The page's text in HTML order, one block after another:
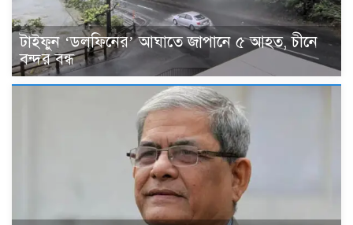
টাইফুন ‘ডলফিনের’ আঘাতে জাপানে ৫ আহত, চীনে
বন্দর বন্ধ